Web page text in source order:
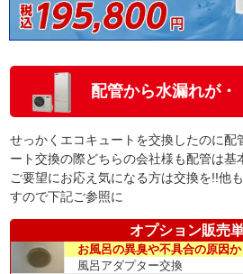
配管から水漏れが・
せっかくエコキュートを交換したのに配
ート交換の際どちらの会社様も配管は基
ご要望にお応え気になる方は交換を!!他
すので下記ご参照に
オプション販売
お風呂の異臭や不具合の原因
風呂アダプター交換